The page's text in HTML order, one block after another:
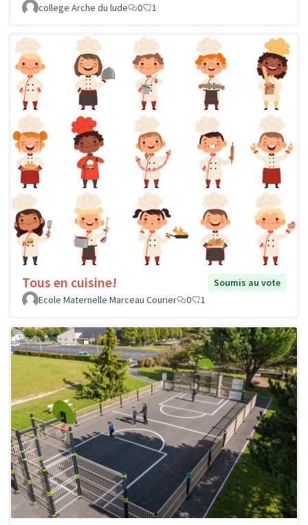
college Arche du lude
0 1
Tous en cuisine!
Soumis au vote
Ecole Maternelle Marceau Courier
0 1